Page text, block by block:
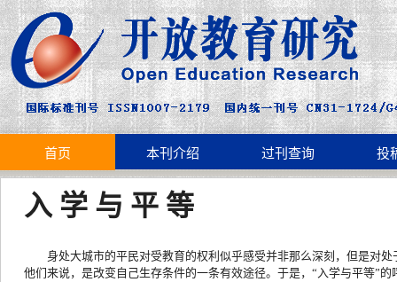
首页 本刊介绍 过刊查询 投
入 学 与 平 等
身处大城市的平民对受教育的权利似乎感受并非那么深刻，但是对
他们来说，是改变自己生存条件的一条有效途径。于是，“入学与平等”